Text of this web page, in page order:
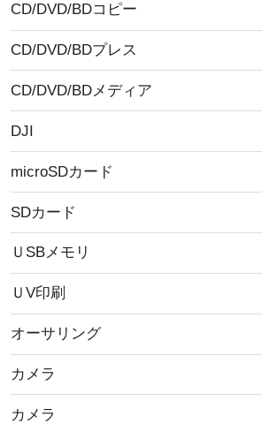
CD/DVD/BDコピー
CD/DVD/BDプレス
CD/DVD/BDメディア
DJI
microSDカード
SDカード
ＵSBメモリ
ＵV印刷
オーサリング
カメラ
カメラ